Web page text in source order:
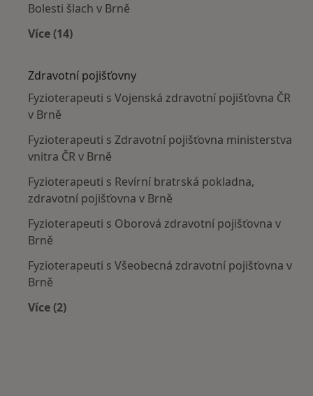
Bolesti šlach v Brně
Více (14)
Zdravotní pojišťovny
Fyzioterapeuti s Vojenská zdravotní pojišťovna ČR
v Brně
Fyzioterapeuti s Zdravotní pojišťovna ministerstva
vnitra ČR v Brně
Fyzioterapeuti s Revírní bratrská pokladna,
zdravotní pojišťovna v Brně
Fyzioterapeuti s Oborová zdravotní pojišťovna v
Brně
Fyzioterapeuti s Všeobecná zdravotní pojišťovna v
Brně
Více (2)